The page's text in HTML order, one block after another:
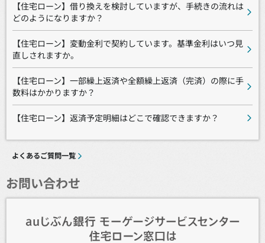
【住宅ローン】借り換えを検討していますが、手続きの流れは
どのようになりますか？
【住宅ローン】変動金利で契約しています。基準金利はいつ見
直しされますか。
【住宅ローン】一部繰上返済や全額繰上返済（完済）の際に手
数料はかかりますか？
【住宅ローン】返済予定明細はどこで確認できますか？
よくあるご質問一覧
お問い合わせ